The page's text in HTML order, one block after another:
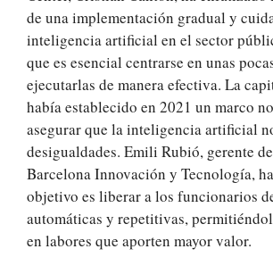
de una implementación gradual y
inteligencia artificial en el sector
que es esencial centrarse en unas
ejecutarlas de manera efectiva. La
había establecido en 2021 un marco
asegurar que la inteligencia artificial
desigualdades. Emili Rubió, gerente
Barcelona Innovación y Tecnología,
objetivo es liberar a los funcionarios
automáticas y repetitivas,
en labores que aporten mayor valor.